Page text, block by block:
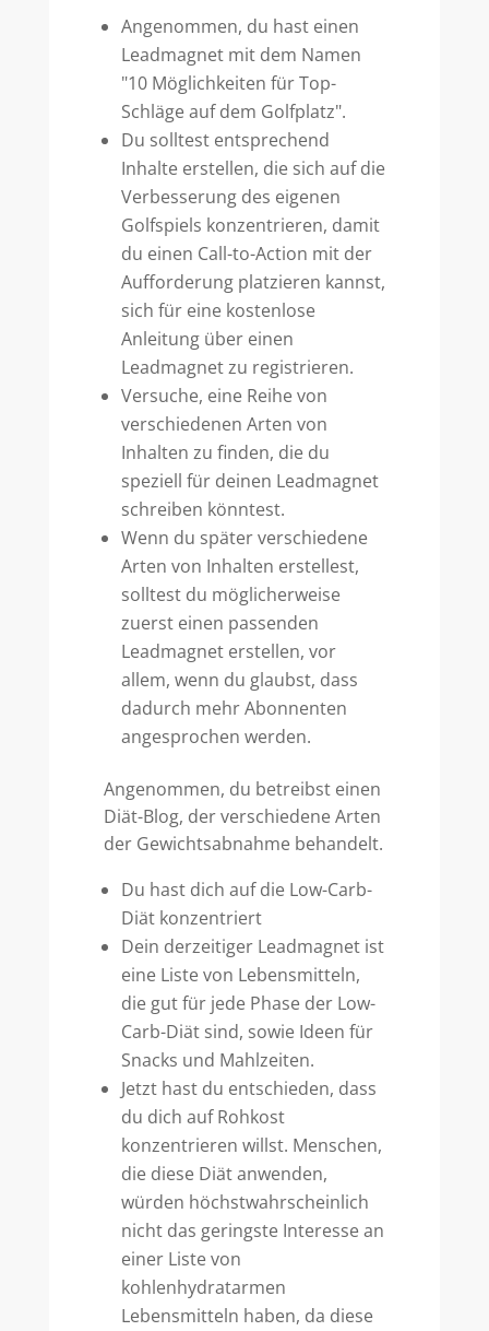
Angenommen, du hast einen
Leadmagnet mit dem Namen
"10 Möglichkeiten für Top-
Schläge auf dem Golfplatz".
Du solltest entsprechend
Inhalte erstellen, die sich auf die
Verbesserung des eigenen
Golfspiels konzentrieren, damit
du einen Call-to-Action mit der
Aufforderung platzieren kannst,
sich für eine kostenlose
Anleitung über einen
Leadmagnet zu registrieren.
Versuche, eine Reihe von
verschiedenen Arten von
Inhalten zu finden, die du
speziell für deinen Leadmagnet
schreiben könntest.
Wenn du später verschiedene
Arten von Inhalten erstellest,
solltest du möglicherweise
zuerst einen passenden
Leadmagnet erstellen, vor
allem, wenn du glaubst, dass
dadurch mehr Abonnenten
angesprochen werden.
Angenommen, du betreibst einen
Diät-Blog, der verschiedene Arten
der Gewichtsabnahme behandelt.
Du hast dich auf die Low-Carb-
Diät konzentriert
Dein derzeitiger Leadmagnet ist
eine Liste von Lebensmitteln,
die gut für jede Phase der Low-
Carb-Diät sind, sowie Ideen für
Snacks und Mahlzeiten.
Jetzt hast du entschieden, dass
du dich auf Rohkost
konzentrieren willst. Menschen,
die diese Diät anwenden,
würden höchstwahrscheinlich
nicht das geringste Interesse an
einer Liste von
kohlenhydratarmen
Lebensmitteln haben, da diese